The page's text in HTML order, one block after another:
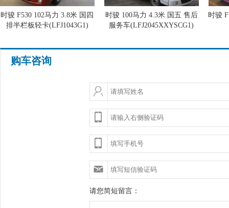
时骏 F530 102马力 3.8米 国四
排半栏板轻卡(LFJ1043G1)
时骏 100马力 4.3米 国五 售后
服务车(LFJ2045XXYSCG1)
时骏
购车咨询
请您简短留言：